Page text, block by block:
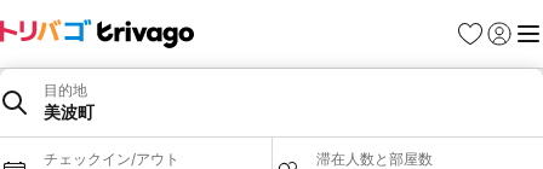
お気に入り
ログイ
メ
目的地
美波町
チェックイン/アウト 滞在人数と部屋数